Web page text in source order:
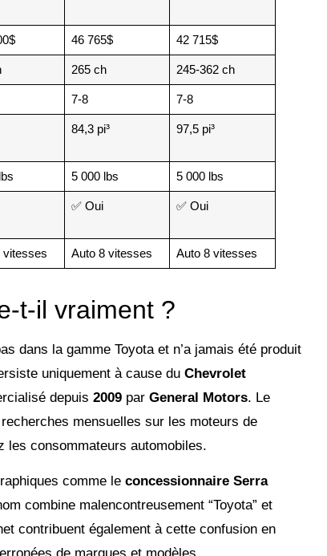
46 765$ 42 715$
265 ch 245-362 ch
7-8 7-8
84,3 pi³ 97,5 pi³
5 000 lbs 5 000 lbs
✅ Oui ✅ Oui
vitesses Auto 8 vitesses Auto 8 vitesses
t-il vraiment ?
dans la gamme Toyota et n’a jamais été produit
uniquement à cause du Chevrolet
depuis 2009 par General Motors. Le
mensuelles sur les moteurs de
les consommateurs automobiles.
comme le concessionnaire Serra
combine malencontreusement “Toyota” et
contribuent également à cette confusion en